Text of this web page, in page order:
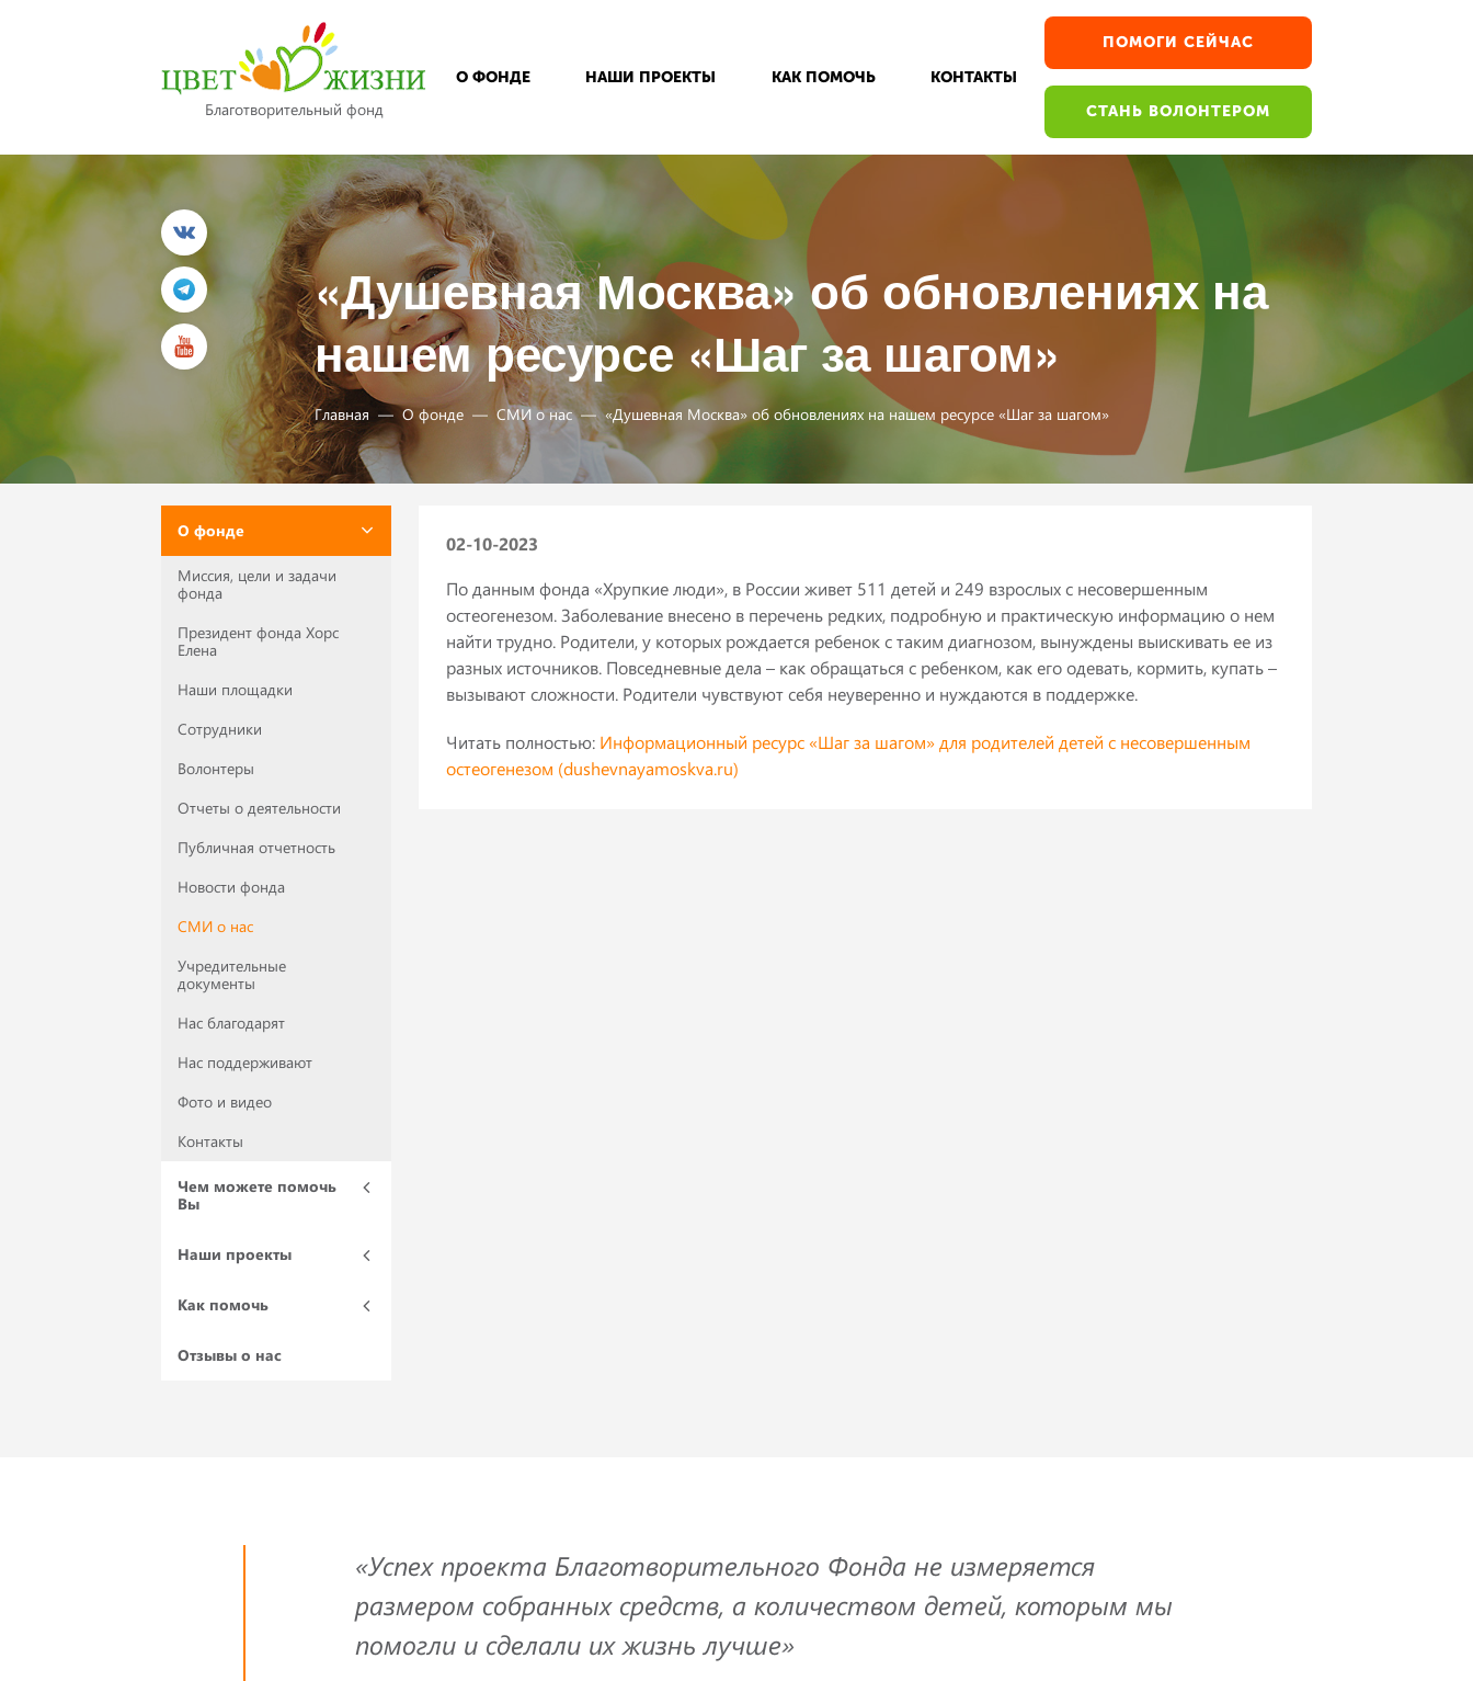
Благотворительный фонд
О ФОНДЕ НАШИ ПРОЕКТЫ КАК ПОМОЧЬ КОНТАКТЫ
ПОМОГИ СЕЙЧАС
СТАНЬ ВОЛОНТЕРОМ
«Душевная Москва» об обновлениях на
нашем ресурсе «Шаг за шагом»
Главная О фонде СМИ о нас «Душевная Москва» об обновлениях на нашем ресурсе «Шаг за шагом»
О фонде
Миссия, цели и задачи
фонда
Президент фонда Хорс
Елена
Наши площадки
Сотрудники
Волонтеры
Отчеты о деятельности
Публичная отчетность
Новости фонда
СМИ о нас
Учредительные
документы
Нас благодарят
Нас поддерживают
Фото и видео
Контакты
Чем можете помочь
Вы
Наши проекты
Как помочь
Отзывы о нас
02-10-2023
По данным фонда «Хрупкие люди», в России живет 511 детей и 249 взрослых с несовершенным
остеогенезом. Заболевание внесено в перечень редких, подробную и практическую информацию о нем
найти трудно. Родители, у которых рождается ребенок с таким диагнозом, вынуждены выискивать ее из
разных источников. Повседневные дела – как обращаться с ребенком, как его одевать, кормить, купать –
вызывают сложности. Родители чувствуют себя неуверенно и нуждаются в поддержке.
Читать полностью: Информационный ресурс «Шаг за шагом» для родителей детей с несовершенным
остеогенезом (dushevnayamoskva.ru)
«Успех проекта Благотворительного Фонда не измеряется
размером собранных средств, а количеством детей, которым мы
помогли и сделали их жизнь лучше»